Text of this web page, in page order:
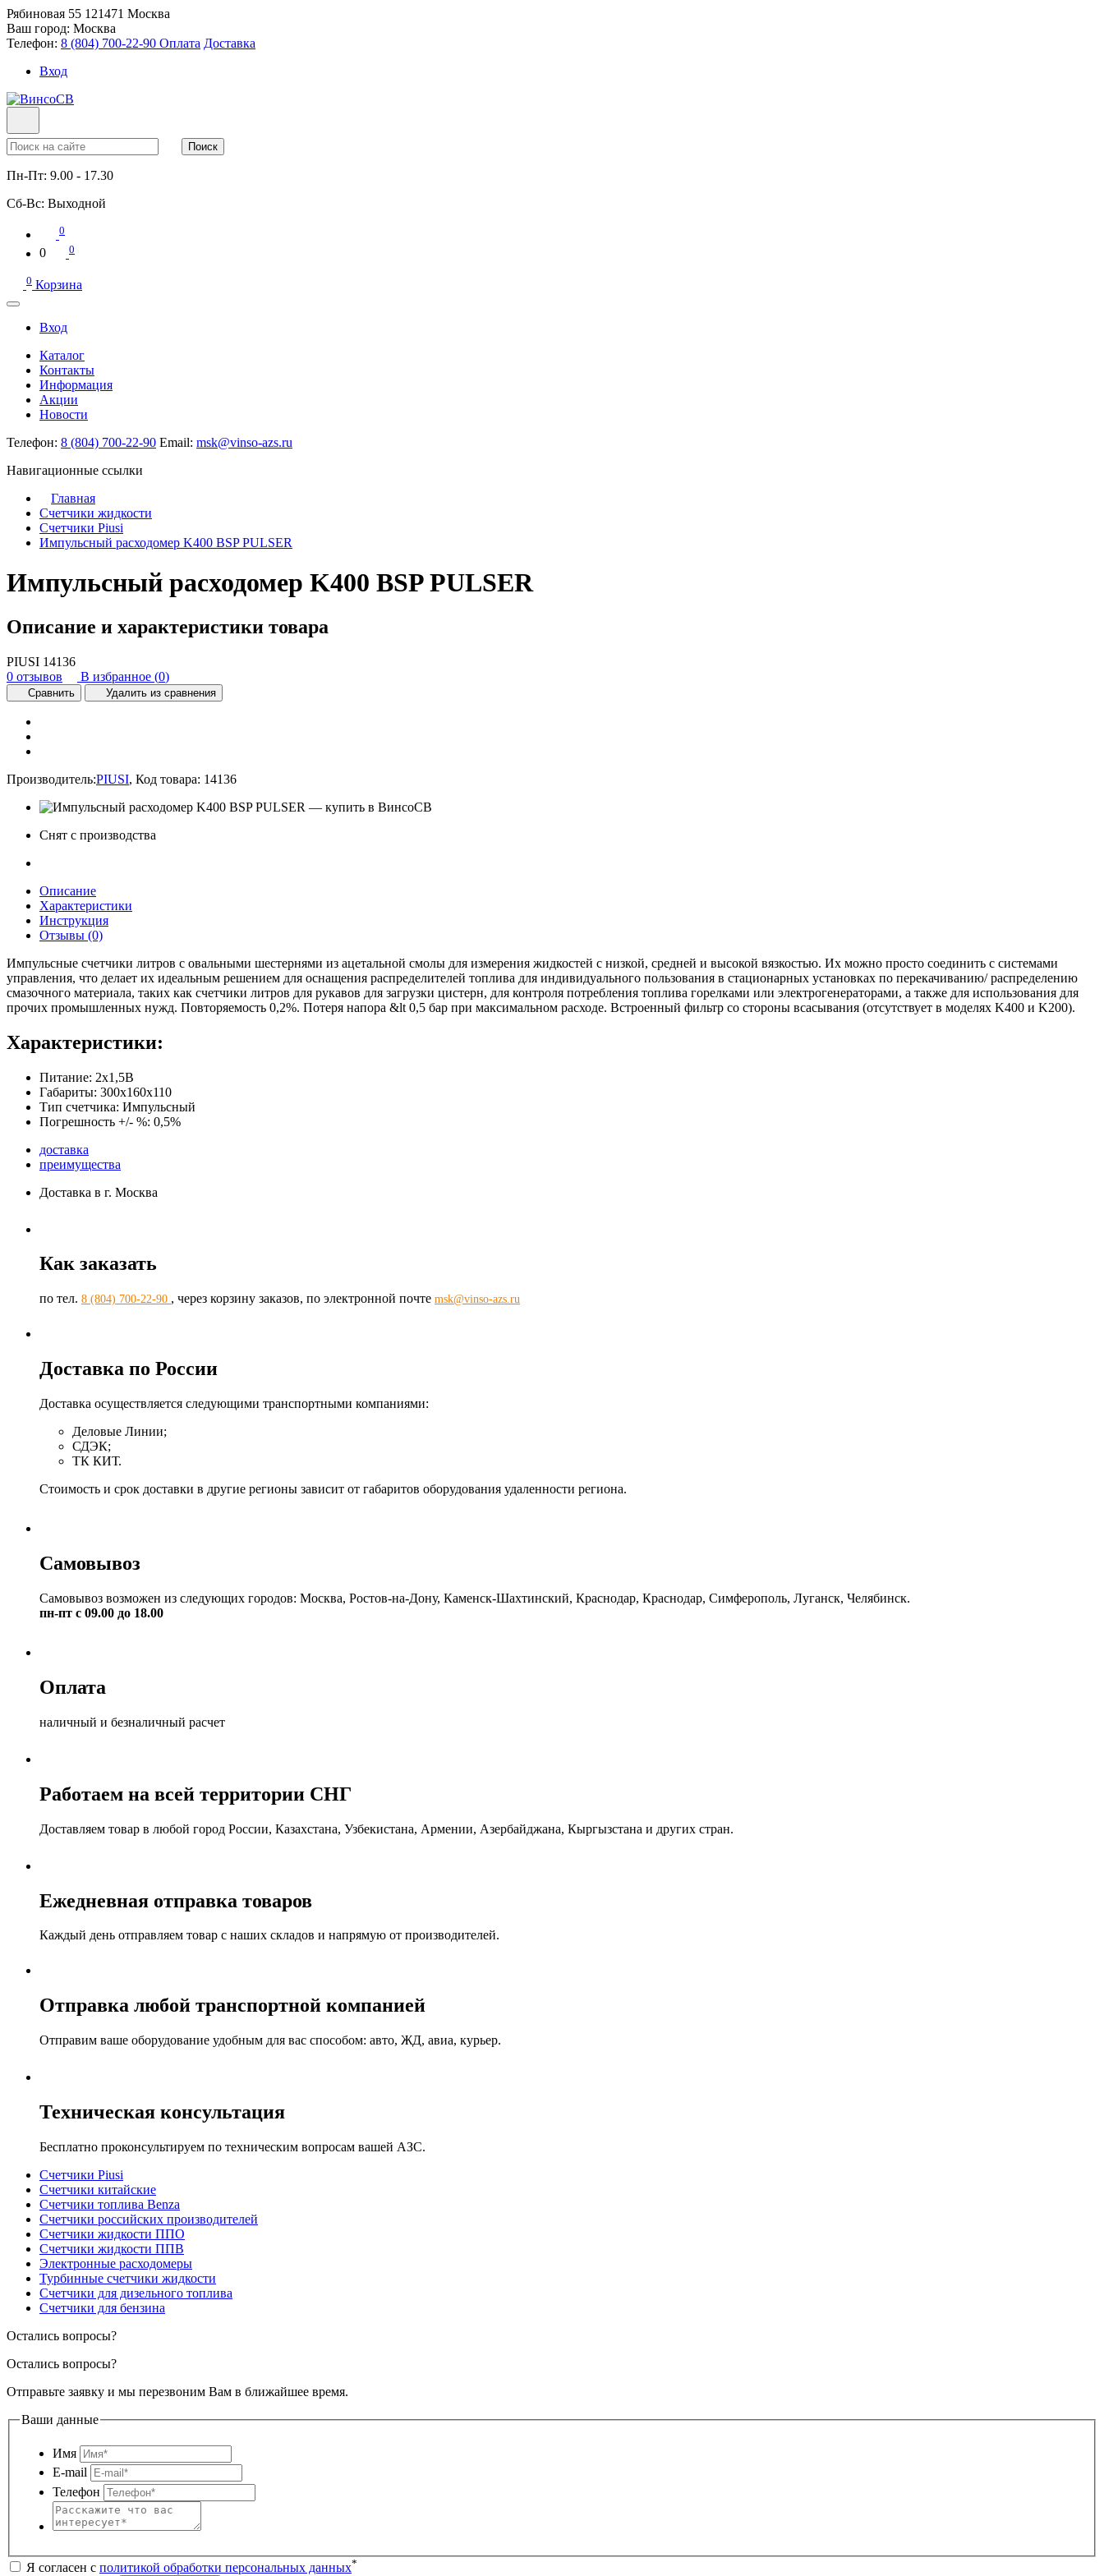
Рябиновая 55 121471 Москва
Ваш город: Москва
Телефон: 8 (804) 700-22-90 Оплата Доставка
Вход
Поиск
Пн-Пт: 9.00 - 17.30
Сб-Вс: Выходной
0
0 0
0 Корзина
Вход
Каталог
Контакты
Информация
Акции
Новости
Телефон: 8 (804) 700-22-90 Email: msk@vinso-azs.ru
Навигационные ссылки
Главная
Счетчики жидкости
Счетчики Piusi
Импульсный расходомер K400 BSP PULSER
Импульсный расходомер K400 BSP PULSER
Описание и характеристики товара
PIUSI 14136
0 отзывов
В избранное (0)
Сравнить Удалить из сравнения
Производитель:PIUSI, Код товара: 14136
Снят с производства
Описание
Характеристики
Инструкция
Отзывы (0)
Импульсные счетчики литров с овальными шестернями из ацетальной смолы для измерения жидкостей с низкой, средней и высокой вязкостью. Их можно просто соединить с системами
управления, что делает их идеальным решением для оснащения распределителей топлива для индивидуального пользования в стационарных установках по перекачиванию/ распределению
смазочного материала, таких как счетчики литров для рукавов для загрузки цистерн, для контроля потребления топлива горелками или электрогенераторами, а также для использования для
прочих промышленных нужд. Повторяемость 0,2%. Потеря напора &lt 0,5 бар при максимальном расходе. Встроенный фильтр со стороны всасывания (отсутствует в моделях K400 и K200).
Характеристики:
Питание: 2х1,5В
Габариты: 300х160х110
Тип счетчика: Импульсный
Погрешность +/- %: 0,5%
доставка
преимущества
Доставка в г. Москва
Как заказать
по тел. 8 (804) 700-22-90 , через корзину заказов, по электронной почте msk@vinso-azs.ru
Доставка по России
Доставка осуществляется следующими транспортными компаниями:
Деловые Линии;
СДЭК;
ТК КИТ.
Стоимость и срок доставки в другие регионы зависит от габаритов оборудования удаленности региона.
Самовывоз
Самовывоз возможен из следующих городов: Москва, Ростов-на-Дону, Каменск-Шахтинский, Краснодар, Краснодар, Симферополь, Луганск, Челябинск.
пн-пт с 09.00 до 18.00
Оплата
наличный и безналичный расчет
Работаем на всей территории СНГ
Доставляем товар в любой город России, Казахстана, Узбекистана, Армении, Азербайджана, Кыргызстана и других стран.
Ежедневная отправка товаров
Каждый день отправляем товар с наших складов и напрямую от производителей.
Отправка любой транспортной компанией
Отправим ваше оборудование удобным для вас способом: авто, ЖД, авиа, курьер.
Техническая консультация
Бесплатно проконсультируем по техническим вопросам вашей АЗС.
Счетчики Piusi
Счетчики китайские
Счетчики топлива Benza
Счетчики российских производителей
Счетчики жидкости ППО
Счетчики жидкости ППВ
Электронные расходомеры
Турбинные счетчики жидкости
Счетчики для дизельного топлива
Счетчики для бензина
Остались вопросы?
Остались вопросы?
Отправьте заявку и мы перезвоним Вам в ближайшее время.
Ваши данные
Имя
E-mail
Телефон
Я согласен с политикой обработки персональных данных*